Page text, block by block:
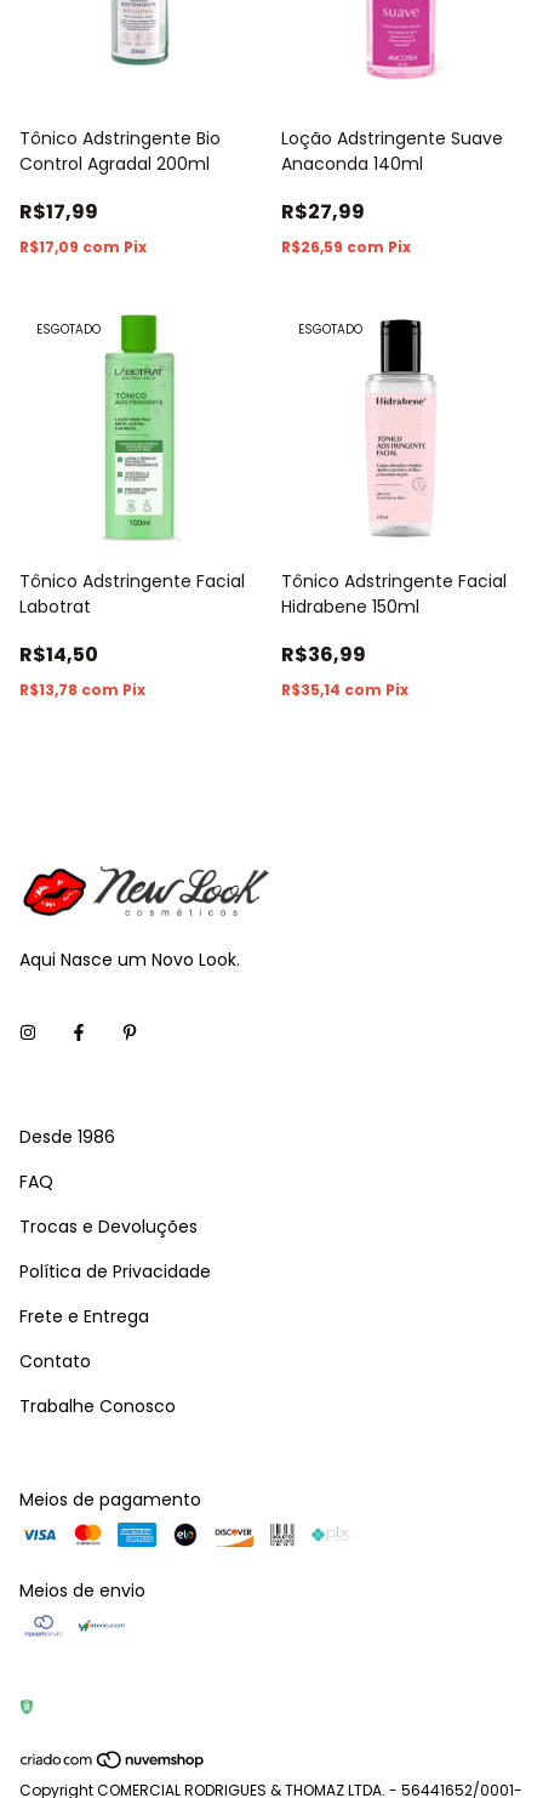
Tônico Adstringente Bio
Control Agradal 200ml
R$17,99
R$17,09 com Pix
Loção Adstringente Suave
Anaconda 140ml
R$27,99
R$26,59 com Pix
ESGOTADO
Tônico Adstringente Facial
Labotrat
R$14,50
R$13,78 com Pix
ESGOTADO
Tônico Adstringente Facial
Hidrabene 150ml
R$36,99
R$35,14 com Pix
Aqui Nasce um Novo Look.
Desde 1986
FAQ
Trocas e Devoluções
Política de Privacidade
Frete e Entrega
Contato
Trabalhe Conosco
Meios de pagamento
Meios de envio
Copyright COMERCIAL RODRIGUES & THOMAZ LTDA. - 56441652/0001-